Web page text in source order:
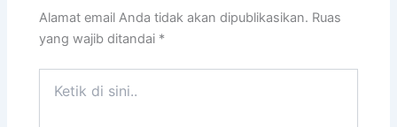
Alamat email Anda tidak akan dipublikasikan. Ruas
yang wajib ditandai *